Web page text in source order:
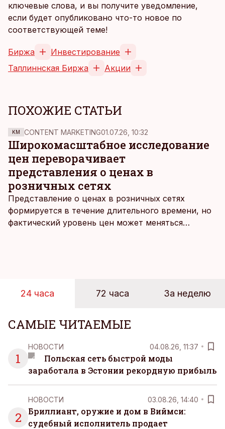
ключевые слова, и вы получите уведомление,
если будет опубликовано что-то новое по
соответствующей теме!
Биржа
Инвестирование
Таллиннская Биржа
Акции
ПОХОЖИЕ СТАТЬИ
KM CONTENT MARKETING01.07.26, 10:32
Широкомасштабное исследование
цен переворачивает
представления о ценах в
розничных сетях
Представление о ценах в розничных сетях
формируется в течение длительного времени, но
фактический уровень цен может меняться
24 часа 72 часа За неделю
САМЫЕ ЧИТАЕМЫЕ
1
НОВОСТИ 04.08.26, 11:37
Польская сеть быстрой моды
заработала в Эстонии рекордную прибыль
2
НОВОСТИ 03.08.26, 14:40
Бриллиант, оружие и дом в Виймси:
судебный исполнитель продает